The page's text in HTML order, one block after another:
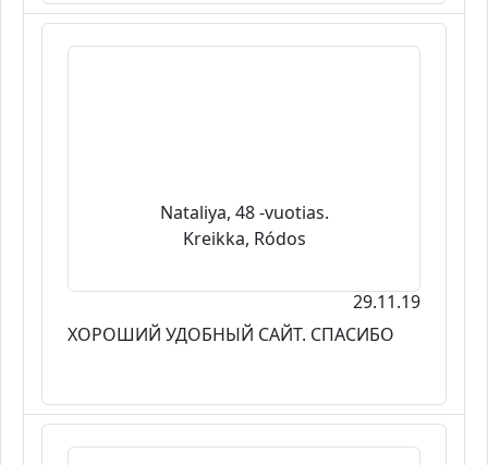
Nataliya, 48 -vuotias.
Kreikka, Ródos
29.11.19
ХОРОШИЙ УДОБНЫЙ САЙТ. СПАСИБО